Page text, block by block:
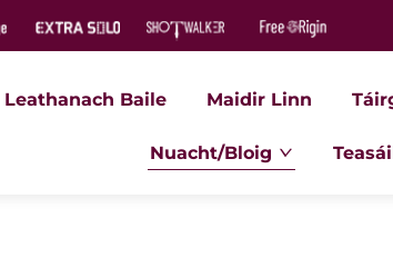
Leathanach Baile Maidir Linn
Nuacht/Bloig